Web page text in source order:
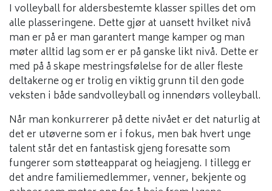
I volleyball for aldersbestemte klasser spilles det om
alle plasseringene. Dette gjør at uansett hvilket nivå
man er på er man garantert mange kamper og man
møter alltid lag som er er på ganske likt nivå. Dette er
med på å skape mestringsfølelse for de aller fleste
deltakerne og er trolig en viktig grunn til den gode
veksten i både sandvolleyball og innendørs volleyball.
Når man konkurrerer på dette nivået er det naturlig at
det er utøverne som er i fokus, men bak hvert unge
talent står det en fantastisk gjeng foresatte som
fungerer som støtteapparat og heiagjeng. I tillegg er
det andre familiemedlemmer, venner, bekjente og